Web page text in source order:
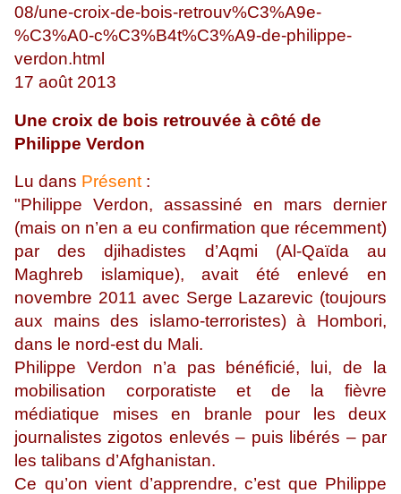
08/une-croix-de-bois-retrouv%C3%A9e-
%C3%A0-c%C3%B4t%C3%A9-de-philippe-
verdon.html
17 août 2013
Une croix de bois retrouvée à côté de
Philippe Verdon
Lu dans Présent :
"Philippe Verdon, assassiné en mars dernier
(mais on n’en a eu confirmation que récemment)
par des djihadistes d’Aqmi (Al-Qaïda au
Maghreb islamique), avait été enlevé en
novembre 2011 avec Serge Lazarevic (toujours
aux mains des islamo-terroristes) à Hombori,
dans le nord-est du Mali.
Philippe Verdon n’a pas bénéficié, lui, de la
mobilisation corporatiste et de la fièvre
médiatique mises en branle pour les deux
journalistes zigotos enlevés – puis libérés – par
les talibans d’Afghanistan.
Ce qu’on vient d’apprendre, c’est que Philippe